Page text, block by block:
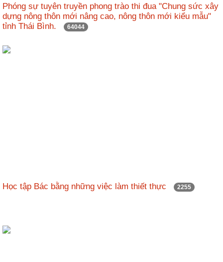
Phóng sự tuyên truyền phong trào thi đua "Chung sức xây
dựng nông thôn mới nâng cao, nông thôn mới kiểu mẫu"
tỉnh Thái Bình.
64044
Học tập Bác bằng những việc làm thiết thực 2255